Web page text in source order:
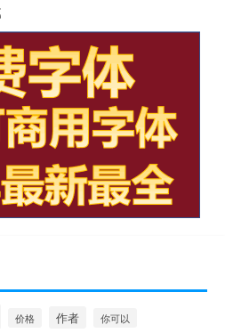
价格 作者 你可以